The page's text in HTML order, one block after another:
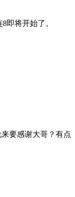
即将开始了。
要感谢大哥？有点